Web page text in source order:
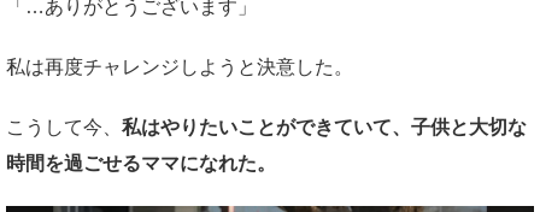
「…ありがとうございます」
私は再度チャレンジしようと決意した。
こうして今、 私はやりたいことができていて、 子供と大切な
時間を過ごせるママになれた。